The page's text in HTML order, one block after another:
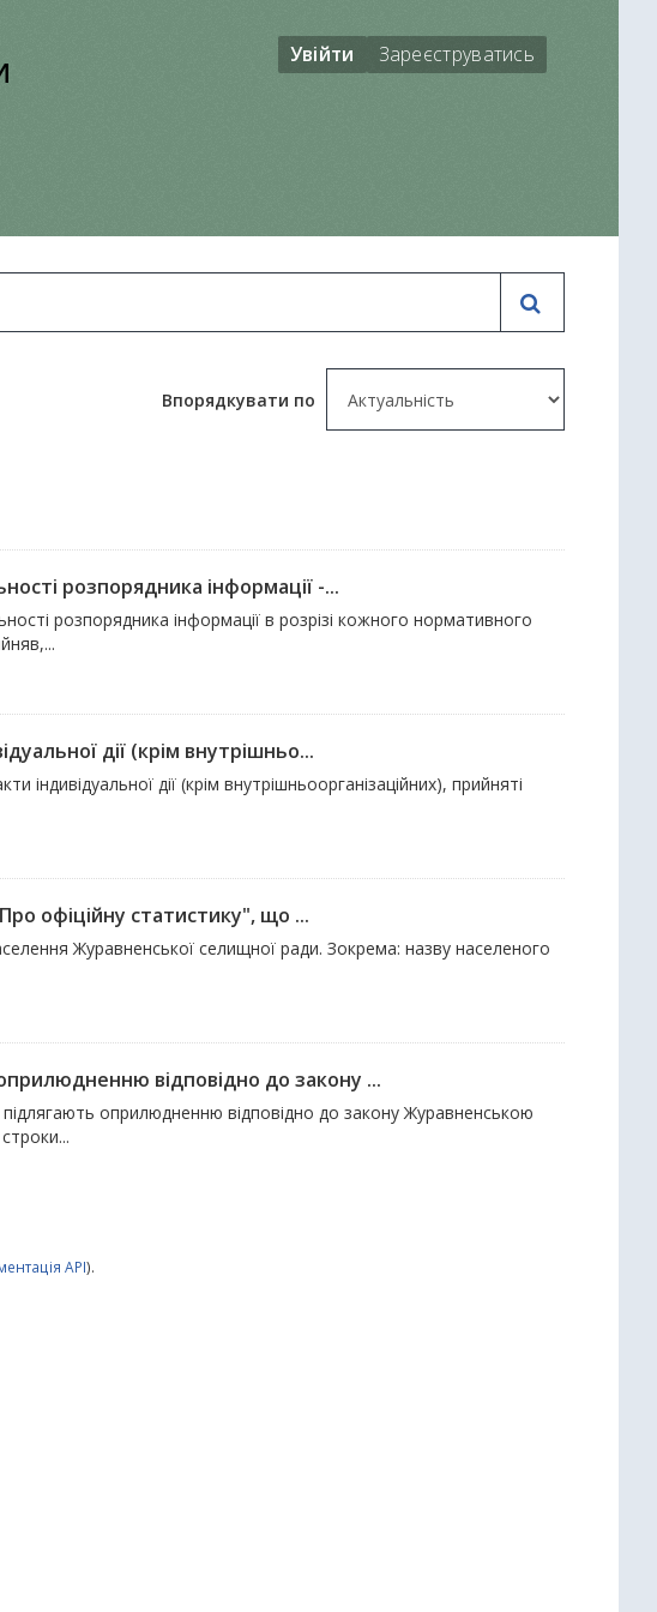
Увійти Зареєструватись
Впорядкувати по
розпорядника інформації -...
розпорядника інформації в розрізі кожного нормативного
дії (крім внутрішньо...
дії (крім внутрішньоорганізаційних), прийняті
офіційну статистику", що ...
Журавненської селищної ради. Зокрема: назву населеного
відповідно до закону ...
оприлюдненню відповідно до закону Журавненською
API).